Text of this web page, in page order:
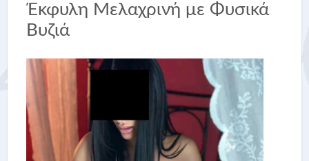
Έκφυλη Μελαχρινή με Φυσικά
Βυζιά